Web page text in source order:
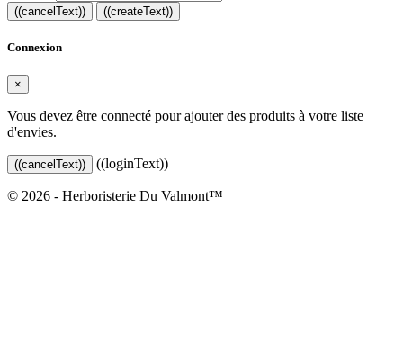
((cancelText)) ((createText))
Connexion
×
Vous devez être connecté pour ajouter des produits à votre liste
d'envies.
((cancelText)) ((loginText))
© 2026 - Herboristerie Du Valmont™